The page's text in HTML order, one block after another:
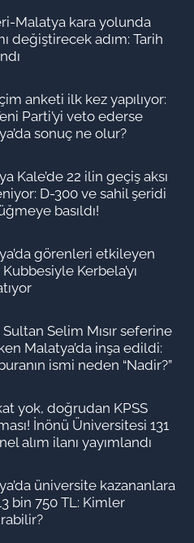
Malatya kara yolunda
değiştirecek adım: Tarih
anketi ilk kez yapılıyor:
Parti’yi veto ederse
sonuç ne olur?
Kale’de 22 ilin geçiş aksı
D-300 ve sahil şeridi
basıldı!
görenleri etkileyen
Kerbela’yı
Sultan Selim Mısır seferine
Malatya’da inşa edildi:
ismi neden “Nadir?”
yok, doğrudan KPSS
İnönü Üniversitesi 131
alım ilanı yayımlandı
üniversite kazananlara
bin 750 TL: Kimler